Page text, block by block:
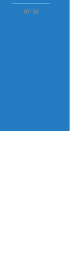
07 '14